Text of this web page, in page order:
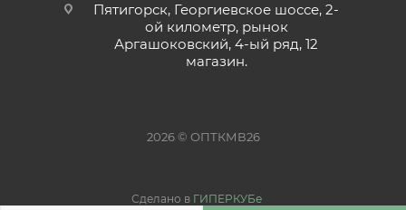
Пятигорск, Георгиевское шоссе, 2-
ой километр, рынок
Аргашоковский, 4-ый ряд, 12
магазин.
2026 © ОПТКМВ26
Сделано в ГИПЕРКУБе